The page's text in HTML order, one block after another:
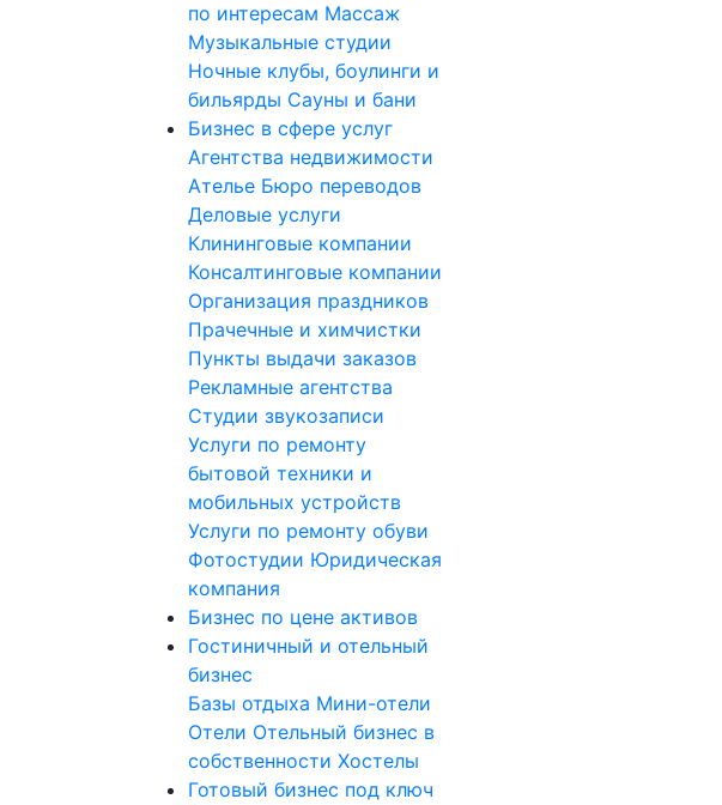
по интересам Массаж
Музыкальные студии
Ночные клубы, боулинги и
бильярды Сауны и бани
Бизнес в сфере услуг
Агентства недвижимости
Ателье Бюро переводов
Деловые услуги
Клининговые компании
Консалтинговые компании
Организация праздников
Прачечные и химчистки
Пункты выдачи заказов
Рекламные агентства
Студии звукозаписи
Услуги по ремонту
бытовой техники и
мобильных устройств
Услуги по ремонту обуви
Фотостудии Юридическая
компания
Бизнес по цене активов
Гостиничный и отельный
бизнес
Базы отдыха Мини-отели
Отели Отельный бизнес в
собственности Хостелы
Готовый бизнес под ключ